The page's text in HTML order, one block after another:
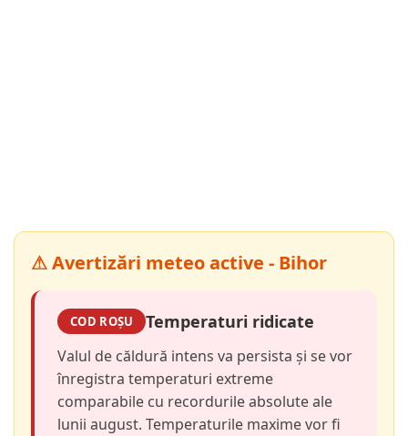
⚠ Avertizări meteo active - Bihor
COD ROȘU Temperaturi ridicate
Valul de căldură intens va persista și se vor
înregistra temperaturi extreme
comparabile cu recordurile absolute ale
lunii august. Temperaturile maxime vor fi